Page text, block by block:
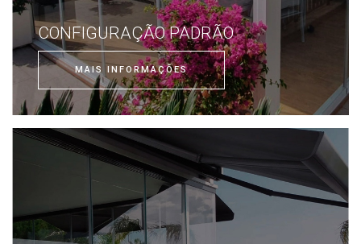
CONFIGURAÇÃO PADRÃO
MAIS INFORMAÇÕES